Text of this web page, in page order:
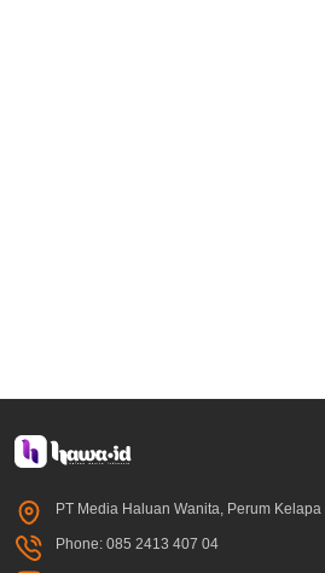
PT Media Haluan Wanita, Perum
Phone: 085 2413 407 04